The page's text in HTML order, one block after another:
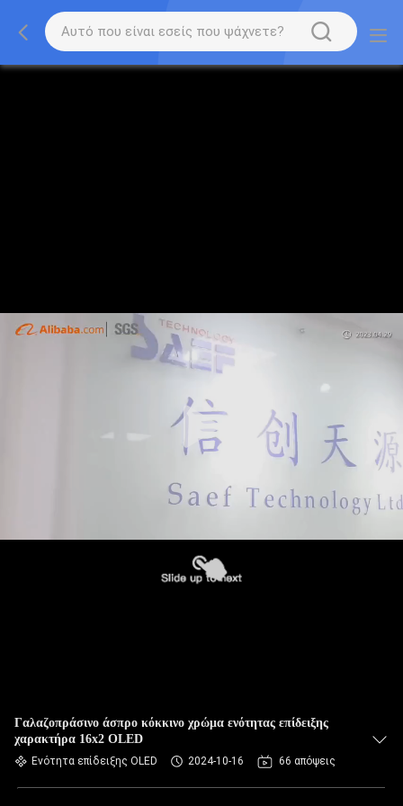
Γαλαζοπράσινο άσπρο κόκκινο χρώμα ενότητας επίδειξης
χαρακτήρα 16x2 OLED
Ενότητα επίδειξης OLED 2024-10-16 66 απόψεις